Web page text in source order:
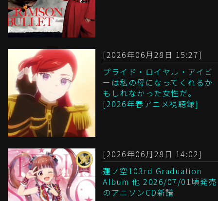
[2026年06月28日 15:27]
プライド・ロイヤル・アイビ
ーは私の母になってくれるか
もしれなかった女性だ。
[2026年春アニメ視聴録]
[2026年06月28日 14:02]
蓮ノ空103rd Graduation
Album 他 2026/07/01頃発売
のアニソンCD新譜